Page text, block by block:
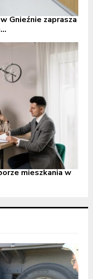
Gnieźnie zaprasza
mieszkania w